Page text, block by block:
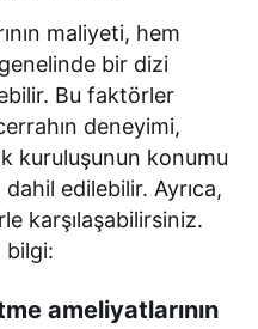
maliyeti, hem
bir dizi
Bu faktörler
deneyimi,
kuruluşunun konumu
edilebilir. Ayrıca,
karşılaşabilirsiniz.
bilgi:
ameliyatlarının